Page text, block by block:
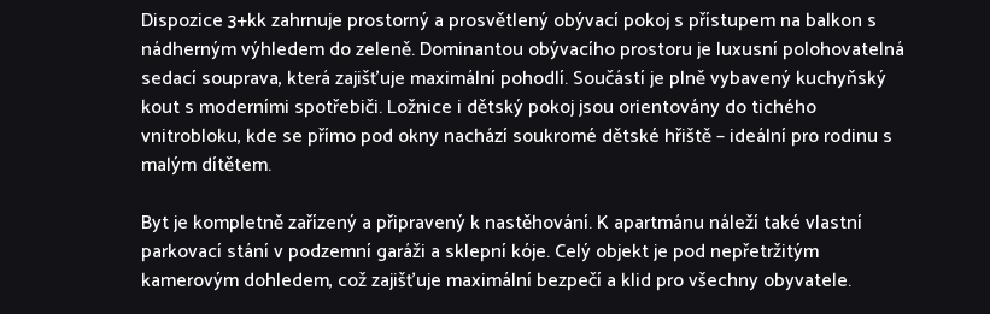
Dispozice 3+kk zahrnuje prostorný a prosvětlený obývací pokoj s přístupem na balkon s
nádherným výhledem do zeleně. Dominantou obývacího prostoru je luxusní polohovatelná
sedací souprava, která zajišťuje maximální pohodlí. Součástí je plně vybavený kuchyňský
kout s moderními spotřebiči. Ložnice i dětský pokoj jsou orientovány do tichého
vnitrobloku, kde se přímo pod okny nachází soukromé dětské hřiště – ideální pro rodinu s
malým dítětem.
Byt je kompletně zařízený a připravený k nastěhování. K apartmánu náleží také vlastní
parkovací stání v podzemní garáži a sklepní kóje. Celý objekt je pod nepřetržitým
kamerovým dohledem, což zajišťuje maximální bezpečí a klid pro všechny obyvatele.